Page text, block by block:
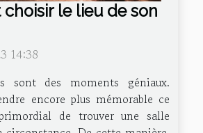
le lieu de son
14:38
sont des moments géniaux.
encore plus mémorable ce
de trouver une salle